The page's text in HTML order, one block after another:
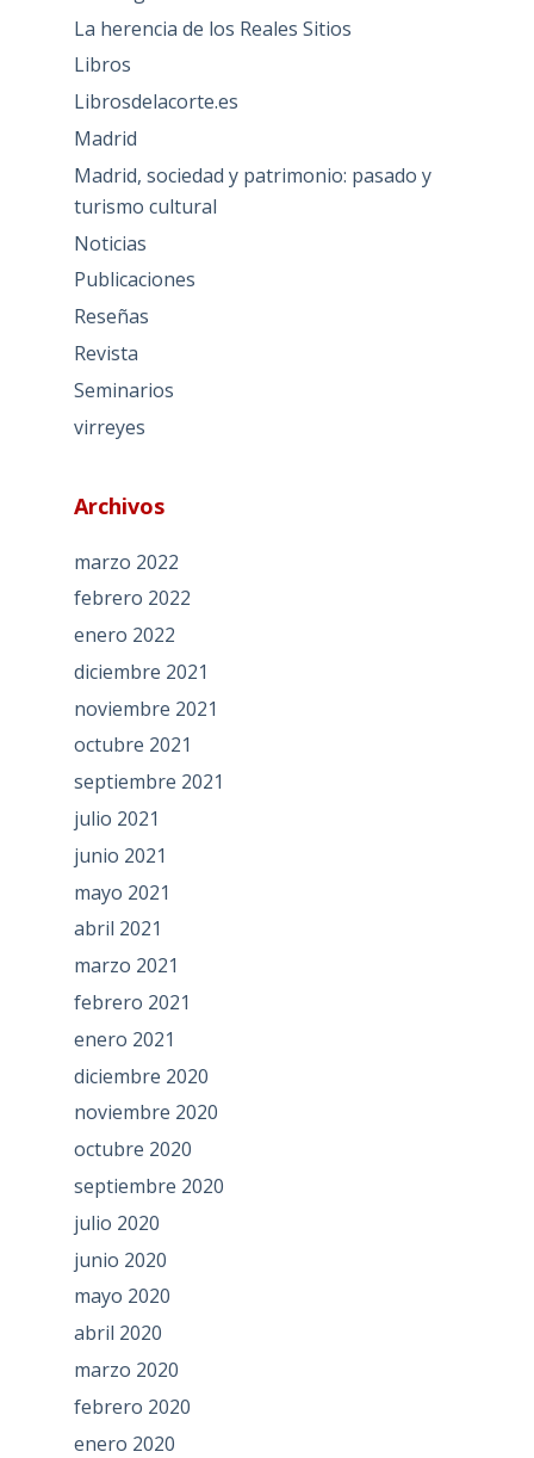
La herencia de los Reales Sitios
Libros
Librosdelacorte.es
Madrid
Madrid, sociedad y patrimonio: pasado y
turismo cultural
Noticias
Publicaciones
Reseñas
Revista
Seminarios
virreyes
Archivos
marzo 2022
febrero 2022
enero 2022
diciembre 2021
noviembre 2021
octubre 2021
septiembre 2021
julio 2021
junio 2021
mayo 2021
abril 2021
marzo 2021
febrero 2021
enero 2021
diciembre 2020
noviembre 2020
octubre 2020
septiembre 2020
julio 2020
junio 2020
mayo 2020
abril 2020
marzo 2020
febrero 2020
enero 2020